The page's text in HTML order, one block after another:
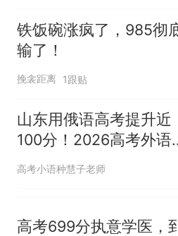
因老师一句
铁饭碗涨疯了，985彻
输了！
挽衾距离 1跟贴
山东用俄语高考提升近
100分！2026高考外语
121分学生有话说！
高考小语种慧子老师
高考699分执意学医，